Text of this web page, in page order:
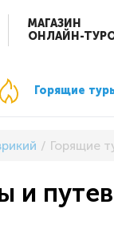
МАГАЗИН
ОНЛАЙН-
Горящие
Горящие
и